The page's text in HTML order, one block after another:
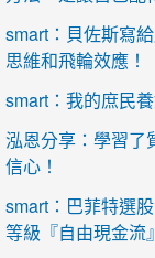
smart：貝佐斯寫
思維和飛輪效應！
smart：我的庶民
泓恩分享：學習了
信心！
smart：巴菲特選
等級『自由現金流